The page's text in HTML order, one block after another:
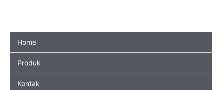
Home
Produk
Kontak